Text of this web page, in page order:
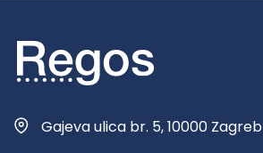
Gajeva ulica br. 5, 10000 Zagreb